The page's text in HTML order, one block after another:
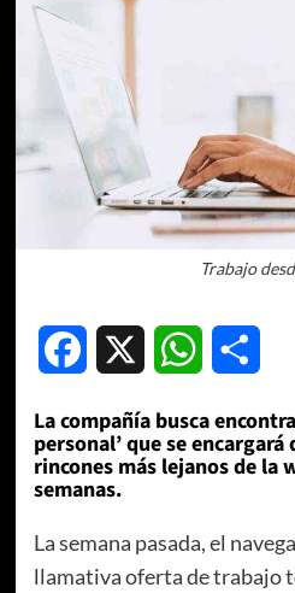
Trabajo
Facebook WhatsApp
La compañía busca
personal’ que se
rincones más lejanos de la
semanas.
La semana pasada, el
llamativa oferta de trabajo